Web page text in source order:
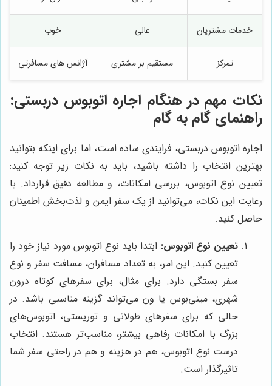
خدمات مشتریان عالی خوب
تمرکز مستقیم بر مشتری آژانس های مسافرتی
نکات مهم در هنگام اجاره اتوبوس دربستی:
راهنمای گام به گام
اجاره اتوبوس دربستی، فرایندی ساده است، اما برای اینکه بتوانید
بهترین انتخاب را داشته باشید، باید به نکات زیر توجه کنید:
تعیین نوع اتوبوس، بررسی امکانات، و مطالعه دقیق قرارداد. با
رعایت این نکات، می‌توانید از یک سفر ایمن و لذت‌بخش اطمینان
حاصل کنید.
تعیین نوع اتوبوس: ابتدا باید نوع اتوبوس مورد نیاز خود را
تعیین کنید. این امر، به تعداد مسافران، مسافت سفر و نوع
سفر بستگی دارد. برای مثال، برای سفرهای کوتاه درون
شهری، مینی‌بوس یا ون می‌تواند گزینه مناسبی باشد. در
حالی که برای سفرهای طولانی و توریستی، اتوبوس‌های
بزرگ با امکانات رفاهی بیشتر، مناسب‌تر هستند. انتخاب
درست نوع اتوبوس، هم در هزینه و هم در راحتی سفر شما
تاثیرگذار است.